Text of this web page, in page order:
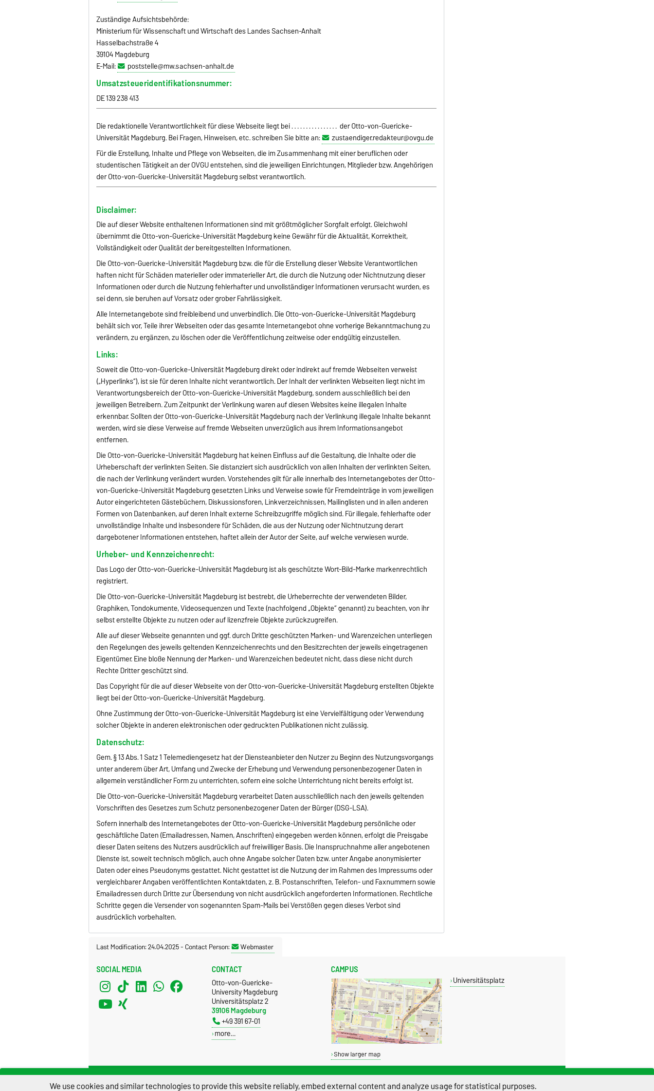
Zuständige Aufsichtsbehörde:
Ministerium für Wissenschaft und Wirtschaft des Landes Sachsen-Anhalt
Hasselbachstraße 4
39104 Magdeburg
E-Mail:
poststelle@mw.sachsen-anhalt.de
Umsatzsteueridentifikationsnummer:
DE 139 238 413
Die redaktionelle Verantwortlichkeit für diese Webseite liegt bei . . . . . . . . . . . . . . . . der Otto-von-Guericke-
Universität Magdeburg. Bei Fragen, Hinweisen, etc. schreiben Sie bitte an:
zustaendiger.redakteur@ovgu.de
Für die Erstellung, Inhalte und Pflege von Webseiten, die im Zusammenhang mit einer beruflichen oder
studentischen Tätigkeit an der OVGU entstehen, sind die jeweiligen Einrichtungen, Mitglieder bzw. Angehörigen
der Otto-von-Guericke-Universität Magdeburg selbst verantwortlich.
Disclaimer:
Die auf dieser Website enthaltenen Informationen sind mit größtmöglicher Sorgfalt erfolgt. Gleichwohl
übernimmt die Otto-von-Guericke-Universität Magdeburg keine Gewähr für die Aktualität, Korrektheit,
Vollständigkeit oder Qualität der bereitgestellten Informationen.
Die Otto-von-Guericke-Universität Magdeburg bzw. die für die Erstellung dieser Website Verantwortlichen
haften nicht für Schäden materieller oder immaterieller Art, die durch die Nutzung oder Nichtnutzung dieser
Informationen oder durch die Nutzung fehlerhafter und unvollständiger Informationen verursacht wurden, es
sei denn, sie beruhen auf Vorsatz oder grober Fahrlässigkeit.
Alle Internetangebote sind freibleibend und unverbindlich. Die Otto-von-Guericke-Universität Magdeburg
behält sich vor, Teile ihrer Webseiten oder das gesamte Internetangebot ohne vorherige Bekanntmachung zu
verändern, zu ergänzen, zu löschen oder die Veröffentlichung zeitweise oder endgültig einzustellen.
Links:
Soweit die Otto-von-Guericke-Universität Magdeburg direkt oder indirekt auf fremde Webseiten verweist
(„Hyperlinks“), ist sie für deren Inhalte nicht verantwortlich. Der Inhalt der verlinkten Webseiten liegt nicht im
Verantwortungsbereich der Otto-von-Guericke-Universität Magdeburg, sondern ausschließlich bei den
jeweiligen Betreibern. Zum Zeitpunkt der Verlinkung waren auf diesen Websites keine illegalen Inhalte
erkennbar. Sollten der Otto-von-Guericke-Universität Magdeburg nach der Verlinkung illegale Inhalte bekannt
werden, wird sie diese Verweise auf fremde Webseiten unverzüglich aus ihrem Informationsangebot
entfernen.
Die Otto-von-Guericke-Universität Magdeburg hat keinen Einfluss auf die Gestaltung, die Inhalte oder die
Urheberschaft der verlinkten Seiten. Sie distanziert sich ausdrücklich von allen Inhalten der verlinkten Seiten,
die nach der Verlinkung verändert wurden. Vorstehendes gilt für alle innerhalb des Internetangebotes der Otto-
von-Guericke-Universität Magdeburg gesetzten Links und Verweise sowie für Fremdeinträge in vom jeweiligen
Autor eingerichteten Gästebüchern, Diskussionsforen, Linkverzeichnissen, Mailinglisten und in allen anderen
Formen von Datenbanken, auf deren Inhalt externe Schreibzugriffe möglich sind. Für illegale, fehlerhafte oder
unvollständige Inhalte und insbesondere für Schäden, die aus der Nutzung oder Nichtnutzung derart
dargebotener Informationen entstehen, haftet allein der Autor der Seite, auf welche verwiesen wurde.
Urheber- und Kennzeichenrecht:
Das Logo der Otto-von-Guericke-Universität Magdeburg ist als geschützte Wort-Bild-Marke markenrechtlich
registriert.
Die Otto-von-Guericke-Universität Magdeburg ist bestrebt, die Urheberrechte der verwendeten Bilder,
Graphiken, Tondokumente, Videosequenzen und Texte (nachfolgend „Objekte“ genannt) zu beachten, von ihr
selbst erstellte Objekte zu nutzen oder auf lizenzfreie Objekte zurückzugreifen.
Alle auf dieser Webseite genannten und ggf. durch Dritte geschützten Marken- und Warenzeichen unterliegen
den Regelungen des jeweils geltenden Kennzeichenrechts und den Besitzrechten der jeweils eingetragenen
Eigentümer. Eine bloße Nennung der Marken- und Warenzeichen bedeutet nicht, dass diese nicht durch
Rechte Dritter geschützt sind.
Das Copyright für die auf dieser Webseite von der Otto-von-Guericke-Universität Magdeburg erstellten Objekte
liegt bei der Otto-von-Guericke-Universität Magdeburg.
Ohne Zustimmung der Otto-von-Guericke-Universität Magdeburg ist eine Vervielfältigung oder Verwendung
solcher Objekte in anderen elektronischen oder gedruckten Publikationen nicht zulässig.
Datenschutz:
Gem. § 13 Abs. 1 Satz 1 Telemediengesetz hat der Diensteanbieter den Nutzer zu Beginn des Nutzungsvorgangs
unter anderem über Art, Umfang und Zwecke der Erhebung und Verwendung personenbezogener Daten in
allgemein verständlicher Form zu unterrichten, sofern eine solche Unterrichtung nicht bereits erfolgt ist.
Die Otto-von-Guericke-Universität Magdeburg verarbeitet Daten ausschließlich nach den jeweils geltenden
Vorschriften des Gesetzes zum Schutz personenbezogener Daten der Bürger (DSG-LSA).
Sofern innerhalb des Internetangebotes der Otto-von-Guericke-Universität Magdeburg persönliche oder
geschäftliche Daten (Emailadressen, Namen, Anschriften) eingegeben werden können, erfolgt die Preisgabe
dieser Daten seitens des Nutzers ausdrücklich auf freiwilliger Basis. Die Inanspruchnahme aller angebotenen
Dienste ist, soweit technisch möglich, auch ohne Angabe solcher Daten bzw. unter Angabe anonymisierter
Daten oder eines Pseudonyms gestattet. Nicht gestattet ist die Nutzung der im Rahmen des Impressums oder
vergleichbarer Angaben veröffentlichten Kontaktdaten, z. B. Postanschriften, Telefon- und Faxnummern sowie
Emailadressen durch Dritte zur Übersendung von nicht ausdrücklich angeforderten Informationen. Rechtliche
Schritte gegen die Versender von sogenannten Spam-Mails bei Verstößen gegen dieses Verbot sind
ausdrücklich vorbehalten.
Last Modification: 24.04.2025-Contact Person: Webmaster
SOCIAL MEDIA CONTACT
Otto-von-Guericke-
University Magdeburg
Universitätsplatz 2
39106 Magdeburg
+49 391 67-01
more…
CAMPUS
Show larger map
Universitätsplatz
THIS PAGE
We use cookies and similar technologies to provide this website reliably, embed external content and analyze usage for statistical purposes.